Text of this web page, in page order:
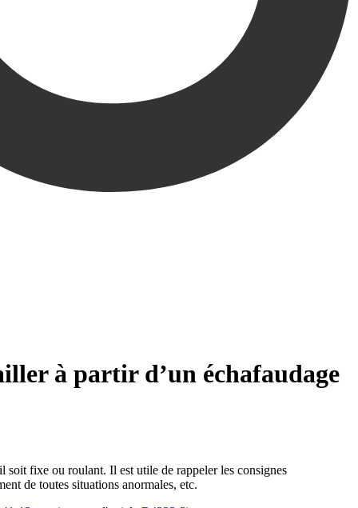
à partir d’un échafaudage
soit fixe ou roulant. Il est utile de rappeler les consignes
de toutes situations anormales, etc.